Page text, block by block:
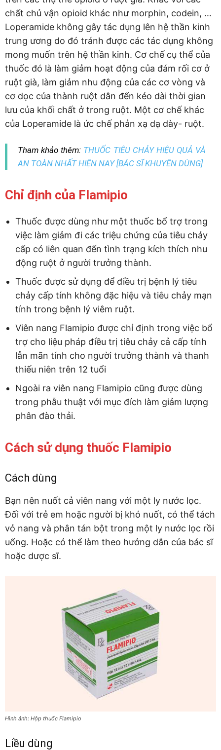
chất chủ vận opioid khác như morphin, codein, …
Loperamide không gây tác dụng lên hệ thần kinh
trung ương do đó tránh được các tác dụng không
mong muốn trên hệ thần kinh. Cơ chế cụ thể của
thuốc đó là làm giảm hoạt động của đám rối cơ ở
ruột già, làm giảm nhu động của các cơ vòng và
cơ dọc của thành ruột dẫn đến kéo dài thời gian
lưu của khối chất ở trong ruột. Một cơ chế khác
của Loperamide là ức chế phản xạ dạ dày- ruột.
Tham khảo thêm: THUỐC TIÊU CHẢY HIỆU QUẢ VÀ
AN TOÀN NHẤT HIỆN NAY [BÁC SĨ KHUYÊN DÙNG]
Chỉ định của Flamipio
Thuốc được dùng như một thuốc bổ trợ trong
việc làm giảm đi các triệu chứng của tiêu chảy
cấp có liên quan đến tình trạng kích thích nhu
động ruột ở người trưởng thành.
Thuốc được sử dụng để điều trị bệnh lý tiêu
chảy cấp tính không đặc hiệu và tiêu chảy mạn
tính trong bệnh lý viêm ruột.
Viên nang Flamipio được chỉ định trong việc bổ
trợ cho liệu pháp điều trị tiêu chảy cả cấp tính
lẫn mãn tính cho người trưởng thành và thanh
thiếu niên trên 12 tuổi
Ngoài ra viên nang Flamipio cũng được dùng
trong phẫu thuật với mục đích làm giảm lượng
phân đào thải.
Cách sử dụng thuốc Flamipio
Cách dùng
Bạn nên nuốt cả viên nang với một ly nước lọc.
Đối với trẻ em hoặc người bị khó nuốt, có thể tách
vỏ nang và phân tán bột trong một ly nước lọc rồi
uống. Hoặc có thể làm theo hướng dẫn của bác sĩ
hoặc dược sĩ.
Hình ảnh: Hộp thuốc Flamipio
Liều dùng